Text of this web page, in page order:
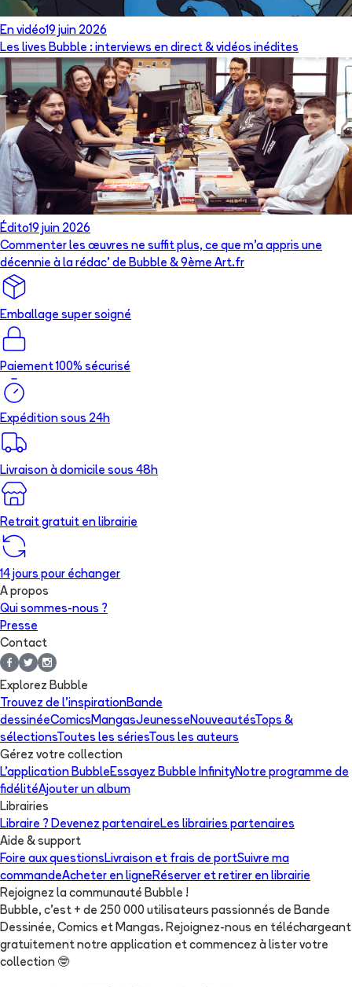
En vidéo19 juin 2026
Les lives Bubble : interviews en direct & vidéos inédites
Édito19 juin 2026
Commenter les œuvres ne suffit plus, ce que m’a appris une
décennie à la rédac’ de Bubble & 9ème Art.fr
Emballage super soigné
Paiement 100% sécurisé
Expédition sous 24h
Livraison à domicile sous 48h
Retrait gratuit en librairie
14 jours pour échanger
A propos
Qui sommes-nous ?
Presse
Contact
Explorez Bubble
Trouvez de l'inspirationBande
dessinéeComics MangasJeunesse NouveautésTops &
sélectionsToutes les sériesTous les auteurs
Gérez votre collection
L'application Bubble Essayez Bubble InfinityNotre programme de
fidélitéAjouter un album
Librairies
Libraire ? Devenez partenaire Les librairies partenaires
Aide & support
Foire aux questions Livraison et frais de portSuivre ma
commandeAcheter en ligne Réserver et retirer en librairie
Rejoignez la communauté Bubble !
Bubble, c'est + de 250 000 utilisateurs passionnés de Bande
Dessinée, Comics et Mangas. Rejoignez-nous en téléchargeant
gratuitement notre application et commencez à lister votre
collection 🤓